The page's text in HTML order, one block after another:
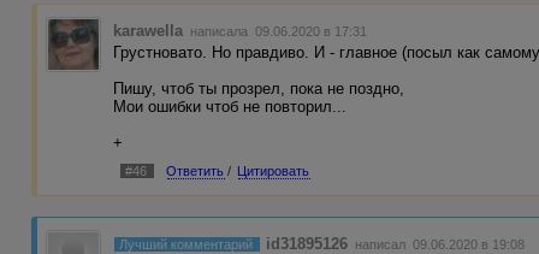
karawella написала 09.06.2020 в 17:31
Грустновато. Но правдиво. И - главное (посыл как
Пишу, чтоб ты прозрел, пока не поздно,
Мои ошибки чтоб не повторил...
+
#46 Ответить / Цитировать
Лучший комментарий id31895126 написал 09.06.2020 в 19:08